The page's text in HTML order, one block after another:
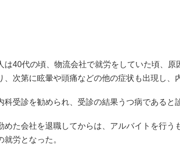
は40代の頃、物流会社で就労をしていた頃、原
、次第に眩暈や頭痛などの他の症状も出現し
、
科受診を勧められ、受診の結果うつ病であると
めた会社を退職してからは、アルバイトを行う
就労となった。